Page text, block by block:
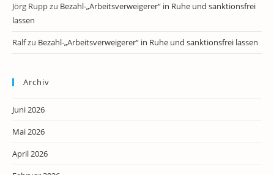
Jörg Ruppzu Bezahl-„Arbeitsverweigerer“ in Ruhe und sanktionsfrei
lassen
Ralfzu Bezahl-„Arbeitsverweigerer“ in Ruhe und sanktionsfrei lassen
Archiv
Juni 2026
Mai 2026
April 2026